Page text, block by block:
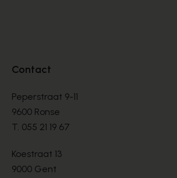
Contact
Peperstraat 9-11
9600 Ronse
T. 055 21 19 67
Koestraat 13
9000 Gent